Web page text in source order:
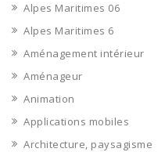
Alpes Maritimes 06
Alpes Maritimes 6
Aménagement intérieur
Aménageur
Animation
Applications mobiles
Architecture, paysagisme